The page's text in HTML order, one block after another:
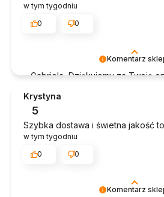
Komentarz
Gabriela, Dziękujemy za Twoją
doświadczeniem. Jesteśmy
takich klientów. Z
w tym tygodniu
0
0
Komentarz
Krystyna
5
Szybka dostawa i świetna jakość
w tym tygodniu
0
0